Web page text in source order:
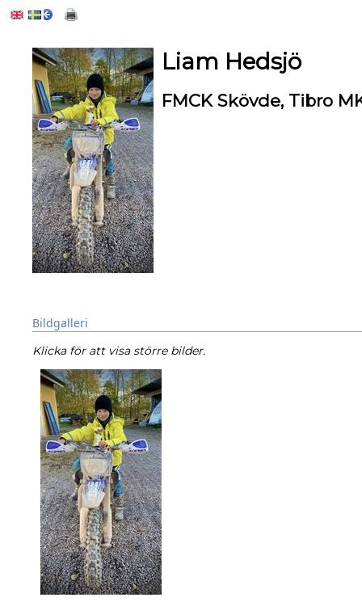
Liam Hedsjö
FMCK Skövde, Tibro
Bildgalleri
Klicka för att visa större bilder.